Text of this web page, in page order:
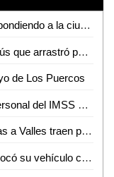
En materia de seguridad RGC está respondiendo a la ciudadanía: Matilde Hernández
Dos heridos saldo del impacto de autobús que arrastró puesto de gorditas
de Los Puercos
Ciudadano capitalino inconforme con personal del IMSS de Ciudad Valles
Ambulancias del sector salud entregadas a Valles traen placas sobrepuestas
Empleado del Ayuntamiento de Axtla chocó su vehículo contra una ambulancia de Tanlajás; 5 heridos